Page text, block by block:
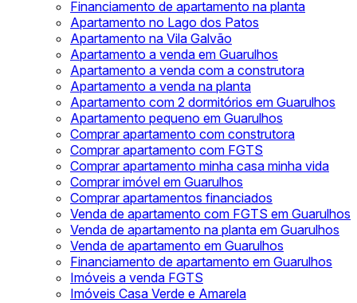
Financiamento de apartamento na planta
Apartamento no Lago dos Patos
Apartamento na Vila Galvão
Apartamento a venda em Guarulhos
Apartamento a venda com a construtora
Apartamento a venda na planta
Apartamento com 2 dormitórios em Guarulhos
Apartamento pequeno em Guarulhos
Comprar apartamento com construtora
Comprar apartamento com FGTS
Comprar apartamento minha casa minha vida
Comprar imóvel em Guarulhos
Comprar apartamentos financiados
Venda de apartamento com FGTS em Guarulhos
Venda de apartamento na planta em Guarulhos
Venda de apartamento em Guarulhos
Financiamento de apartamento em Guarulhos
Imóveis a venda FGTS
Imóveis Casa Verde e Amarela